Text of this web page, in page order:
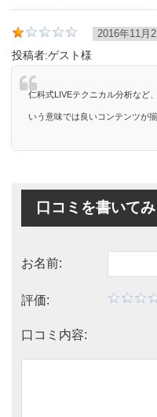
2016年11月2
投稿者:ゲスト様
仁科式LIVEテクニカル分析など
いう意味では良いコンテンツが揃
口コミを書いて
お名前:
評価:
口コミ内容: